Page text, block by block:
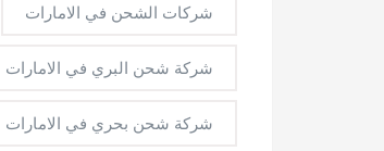
شركات الشحن في الامارات
شركة شحن البري في الامارات
شركة شحن بحري في الامارات